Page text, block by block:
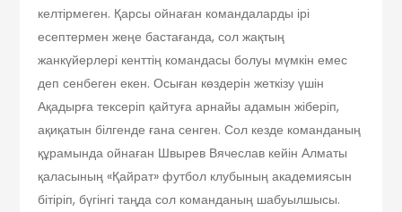
келтірмеген. Қарсы ойнаған командаларды ірі
есептермен жеңе бастағанда, сол жақтың
жанкүйерлері кенттің командасы болуы мүмкін емес
деп сенбеген екен. Осыған көздерін жеткізу үшін
Ақадырға тексеріп қайтуға арнайы адамын жіберіп,
ақиқатын білгенде ғана сенген. Сол кезде команданың
құрамында ойнаған Швырев Вячеслав кейін Алматы
қаласының «Қайрат» футбол клубының академиясын
бітіріп, бүгінгі таңда сол команданың шабуылшысы.